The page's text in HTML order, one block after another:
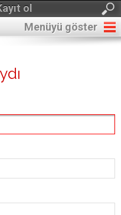
ol
Menüyü göster